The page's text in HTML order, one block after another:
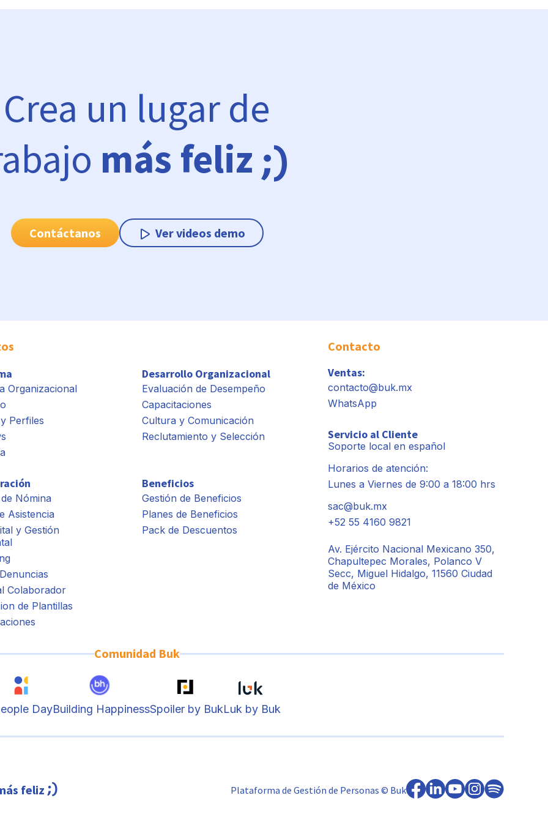
Crea un lugar de
más feliz
Contáctanos Ver videos demo
Organizacional
Perfiles
Desarrollo Organizacional
Evaluación de Desempeño
Capacitaciones
Cultura y Comunicación
Reclutamiento y Selección
Nómina
Asistencia
y Gestión
Colaborador
de Plantillas
Beneficios
Gestión de Beneficios
Planes de Beneficios
Pack de Descuentos
Contacto
Ventas:
contacto@buk.mx
WhatsApp
Servicio al Cliente
Soporte local en español
Horarios de atención:
Lunes a Viernes de 9:00 a 18:00 hrs
sac@buk.mx
+52 55 4160 9821
Av. Ejército Nacional Mexicano 350,
Chapultepec Morales, Polanco V
Secc, Miguel Hidalgo, 11560 Ciudad
de México
Comunidad Buk
DayBuilding HappinessSpoiler by BukLuk by Buk
feliz Plataforma de Gestión de Personas © Buk